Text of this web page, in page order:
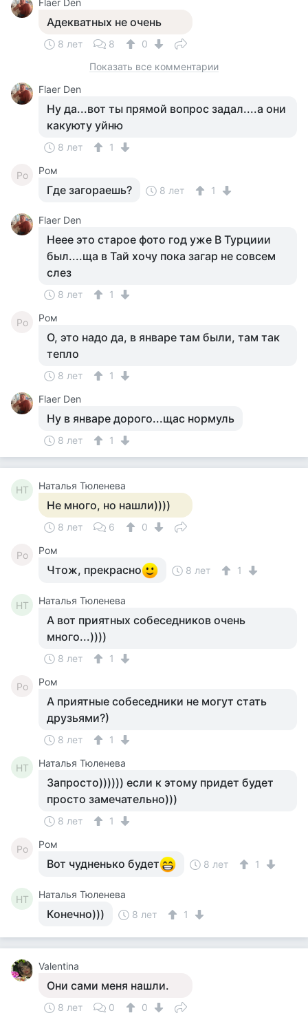
Flaer Den
Адекватных не очень
8 лет 8
0
Показать все комментарии
Flaer Den
Ну да...вот ты прямой вопрос задал....а они
какуюту уйню
8 лет 1
Ро Ром
Где загораешь? 8 лет 1
Flaer Den
Неее это старое фото год уже В Турциии
был....ща в Тай хочу пока загар не совсем
слез
8 лет 1
Ро Ром
О, это надо да, в январе там были, там так
тепло
8 лет
1
Flaer Den
Ну в январе дорого...щас нормуль
8 лет 1
НТ Наталья Тюленева
Не много, но нашли))))
8 лет 6 0
Ро Ром
Чтож, прекрасно 8 лет 1
НТ Наталья Тюленева
А вот приятных собеседников очень
много...))))
8 лет 1
Ро Ром
А приятные собеседники не могут стать
друзьями?)
8 лет 1
НТ Наталья Тюленева
Запросто)))))) если к этому придет будет
просто замечательно)))
8 лет 1
Ро Ром
Вот чудненько будет 8 лет 1
НТ Наталья Тюленева
Конечно))) 8 лет 1
Valentina
Они сами меня нашли.
8 лет 0 0